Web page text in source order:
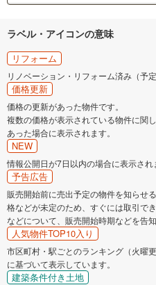
ラベル・アイコンの意味
リフォーム
リノベーション・リフォーム済み（予
価格更新
価格の更新があった物件です。
複数の価格が表示されている物件に関
あった場合に表示されます。
NEW
情報公開日が7日以内の場合に表示され
予告広告
販売開始前に売出予定の物件を知らせ
格などが未定のため、すぐには取引で
などについて、販売開始時期などを告知
人気物件TOP10入り
市区町村・駅ごとのランキング（火曜
に基づいて表示しています。
建築条件付き土地